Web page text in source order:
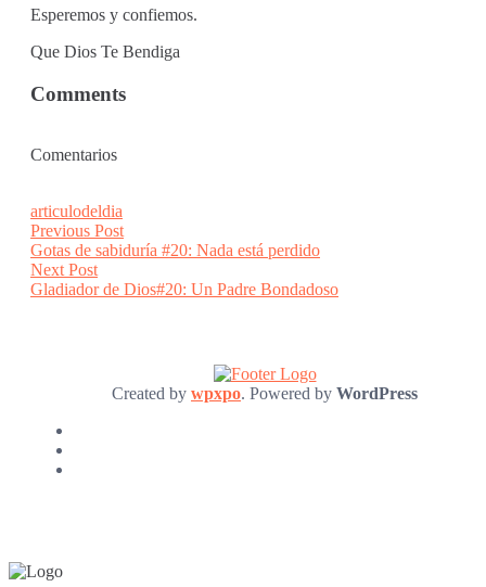
Esperemos y confiemos.
Que Dios Te Bendiga
Comments
Comentarios
articulodeldia
Post
navigation
Previous PostPrevious
post:
Gotas de sabiduría #20: Nada está perdido
Next PostNext
post:
Gladiador de Dios#20: Un Padre Bondadoso
Created by wpxpo. Powered by WordPress